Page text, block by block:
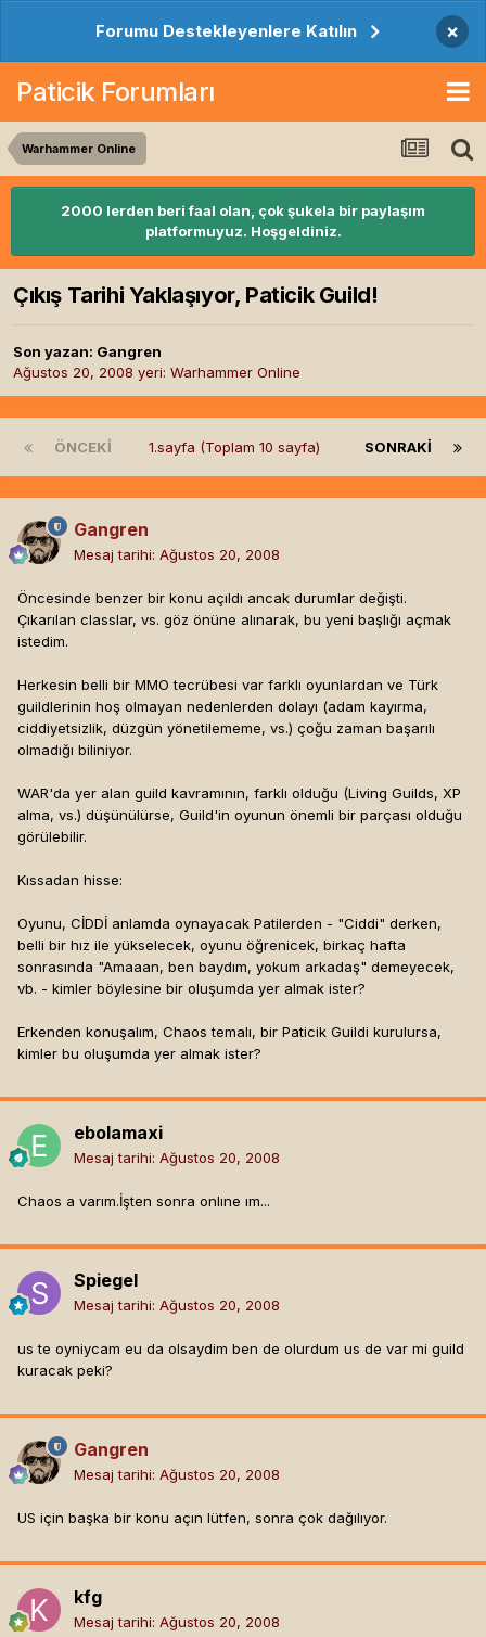
Forumu Destekleyenlere Katılın ×
Paticik Forumları
Warhammer Online
2000 lerden beri faal olan, çok şukela bir paylaşım
platformuyuz. Hoşgeldiniz.
Çıkış Tarihi Yaklaşıyor, Paticik Guild!
Son yazan: Gangren
Ağustos 20, 2008 yeri: Warhammer Online
ÖNCEKI SONRAKI
1.sayfa (Toplam 10 sayfa)
Gangren
Mesaj tarihi: Ağustos 20, 2008
Öncesinde benzer bir konu açıldı ancak durumlar değişti.
Çıkarılan classlar, vs. göz önüne alınarak, bu yeni başlığı açmak
istedim.
Herkesin belli bir MMO tecrübesi var farklı oyunlardan ve Türk
guildlerinin hoş olmayan nedenlerden dolayı (adam kayırma,
ciddiyetsizlik, düzgün yönetilememe, vs.) çoğu zaman başarılı
olmadığı biliniyor.
WAR'da yer alan guild kavramının, farklı olduğu (Living Guilds, XP
alma, vs.) düşünülürse, Guild'in oyunun önemli bir parçası olduğu
görülebilir.
Kıssadan hisse:
Oyunu, CİDDİ anlamda oynayacak Patilerden - "Ciddi" derken,
belli bir hız ile yükselecek, oyunu öğrenicek, birkaç hafta
sonrasında "Amaaan, ben baydım, yokum arkadaş" demeyecek,
vb. - kimler böylesine bir oluşumda yer almak ister?
Erkenden konuşalım, Chaos temalı, bir Paticik Guildi kurulursa,
kimler bu oluşumda yer almak ister?
ebolamaxi
Mesaj tarihi: Ağustos 20, 2008
Chaos a varım.İşten sonra onlıne ım...
Spiegel
Mesaj tarihi: Ağustos 20, 2008
us te oyniycam eu da olsaydim ben de olurdum us de var mi guild
kuracak peki?
Gangren
Mesaj tarihi: Ağustos 20, 2008
US için başka bir konu açın lütfen, sonra çok dağılıyor.
kfg
Mesaj tarihi: Ağustos 20, 2008